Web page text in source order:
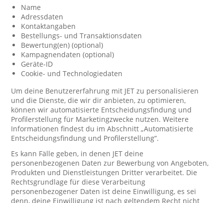
Name
Adressdaten
Kontaktangaben
Bestellungs- und Transaktionsdaten
Bewertung(en) (optional)
Kampagnendaten (optional)
Geräte-ID
Cookie- und Technologiedaten
Um deine Benutzererfahrung mit JET zu personalisieren
und die Dienste, die wir dir anbieten, zu optimieren,
können wir automatisierte Entscheidungsfindung und
Profilerstellung für Marketingzwecke nutzen. Weitere
Informationen findest du im Abschnitt „Automatisierte
Entscheidungsfindung und Profilerstellung“.
Es kann Fälle geben, in denen JET deine
personenbezogenen Daten zur Bewerbung von Angeboten,
Produkten und Dienstleistungen Dritter verarbeitet. Die
Rechtsgrundlage für diese Verarbeitung
personenbezogener Daten ist deine Einwilligung, es sei
denn, deine Einwilligung ist nach geltendem Recht nicht